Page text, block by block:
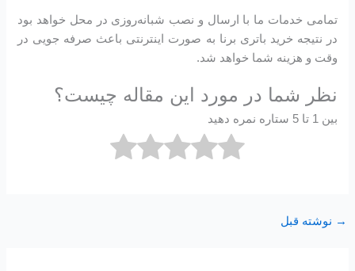
تمامی خدمات ما با ارسال و نصب شبانه‌روزی در محل خواهد بود
در نتیجه خرید باتری برنا به صورت اینترنتی باعث صرفه جویی در
وقت و هزینه شما خواهد شد.
نظر شما در مورد این مقاله چیست؟
بین 1 تا 5 ستاره نمره دهید
→ نوشته قبل